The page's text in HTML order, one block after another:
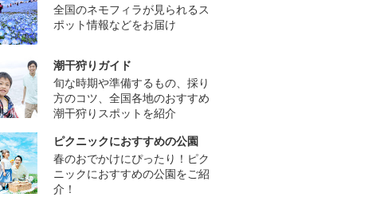
全国のネモフィラが見られるス
ポット情報などをお届け
潮干狩りガイド
旬な時期や準備するもの、採り
方のコツ、全国各地のおすすめ
潮干狩りスポットを紹介
ピクニックにおすすめの公園
春のおでかけにぴったり！ピク
ニックにおすすめの公園をご紹
介！